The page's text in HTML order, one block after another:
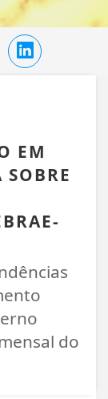
EM
do